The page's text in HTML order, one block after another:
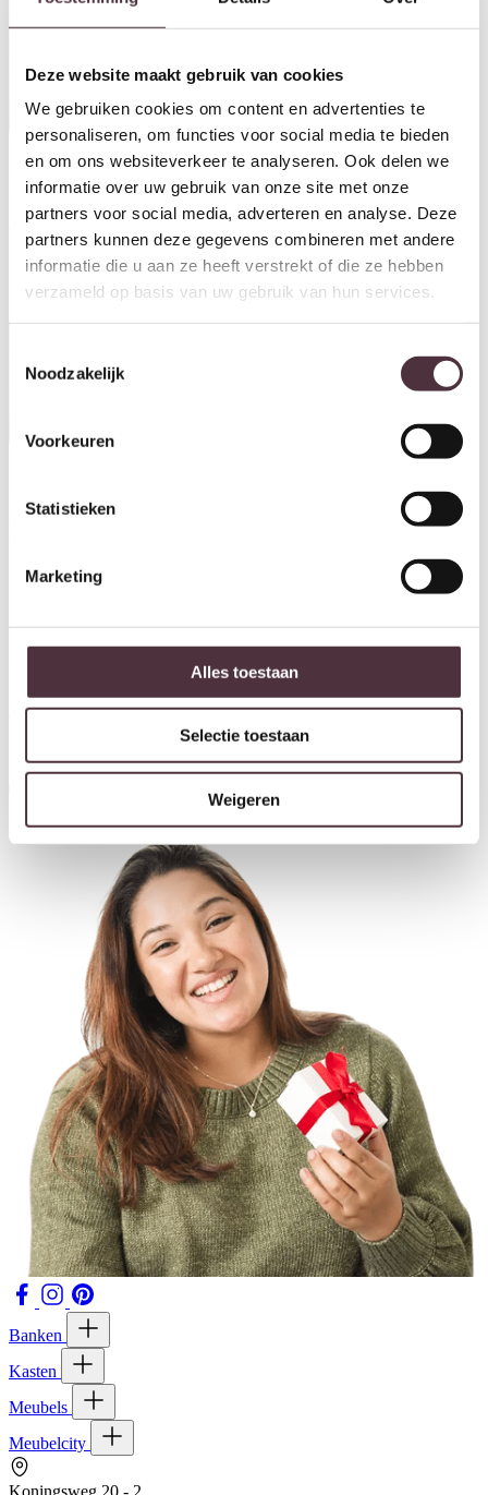
Deze website maakt gebruik van cookies
We gebruiken cookies om content en advertenties te
personaliseren, om functies voor social media te bieden
en om ons websiteverkeer te analyseren. Ook delen we
informatie over uw gebruik van onze site met onze
partners voor social media, adverteren en analyse. Deze
partners kunnen deze gegevens combineren met andere
informatie die u aan ze heeft verstrekt of die ze hebben
verzameld op basis van uw gebruik van hun services.
Noodzakelijk
Voorkeuren
Statistieken
Marketing
Alles toestaan
Selectie toestaan
Weigeren
Livingfurn dressoir Patou
170cm
999,00
Livingfurn opbergkast Patou
150 cm
Livingfurn tv meubel Patou 210
cm
Livingfurn tv meubel Patou
Ontvang €20,- shoptegoed
Meldt u aan voor onze nieuwsbrief en ontvang €20,- shoptegoed
voor uw volgende bestelling van minimaal €200,- (niet geldig op
afgeprijsde items).
Inschrijven
Banken
Kasten
Meubels
Meubelcity
Koningsweg 20 - 2